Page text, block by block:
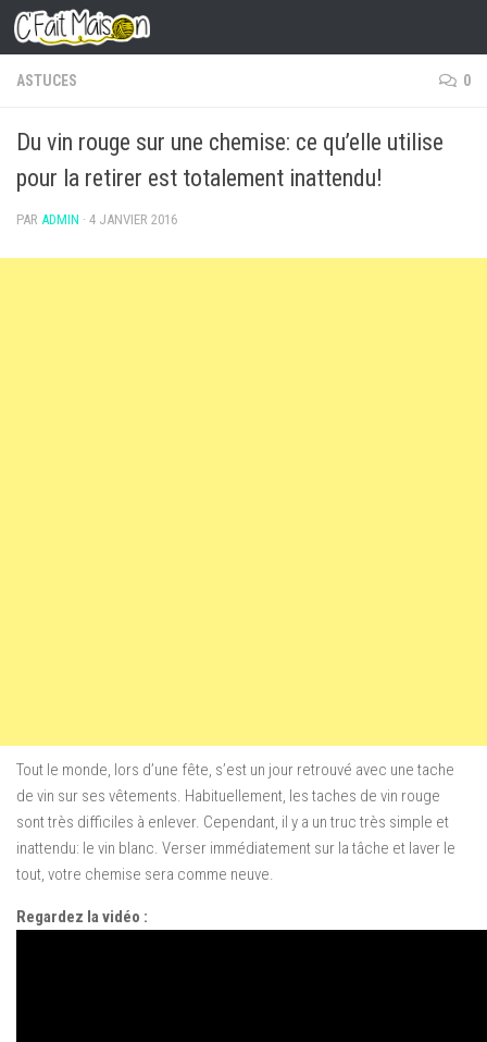
Skip to content
ASTUCES 0
Du vin rouge sur une chemise: ce qu’elle utilise
pour la retirer est totalement inattendu!
PAR ADMIN · 4 JANVIER 2016
Tout le monde, lors d’une fête, s’est un jour retrouvé avec une tache
de vin sur ses vêtements. Habituellement, les taches de vin rouge
sonttrès difficiles à enlever. Cependant, il y a un truc très simple et
inattendu: le vin blanc. Verser immédiatement sur la tâche et laver le
tout, votre chemise sera comme neuve.
Regardez la vidéo :